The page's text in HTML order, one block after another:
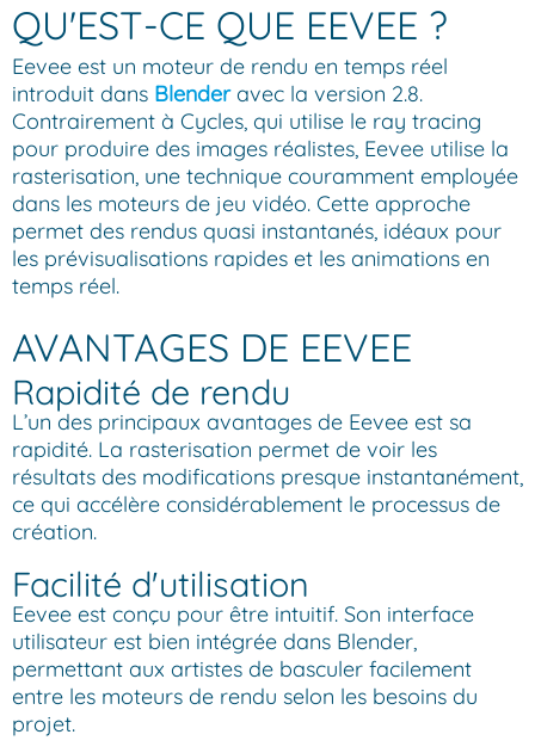
QU'EST-CE QUE EEVEE ?
Eevee est un moteur de rendu en temps réel
introduit dans Blenderavec la version 2.8.
Contrairement à Cycles, qui utilise le ray tracing
pour produire des images réalistes, Eevee utilise la
rasterisation, une technique couramment employée
dans les moteurs de jeu vidéo. Cette approche
permet des rendus quasi instantanés, idéaux pour
les prévisualisations rapides et les animations en
temps réel.
AVANTAGES DE EEVEE
Rapidité de rendu
L’un des principaux avantages de Eevee est sa
rapidité. La rasterisation permet de voir les
résultats des modifications presque instantanément,
ce qui accélère considérablement le processus de
création.
Facilité d'utilisation
Eevee est conçu pour être intuitif. Son interface
utilisateur est bien intégrée dans Blender,
permettant aux artistes de basculer facilement
entre les moteurs de rendu selon les besoins du
projet.